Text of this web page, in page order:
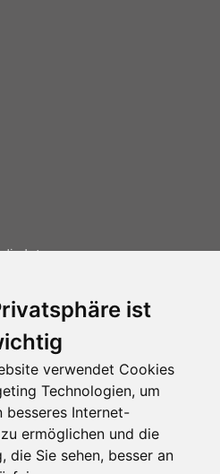
ist
verwendet Cookies
Technologien, um
besseres Internet-
ermöglichen und die
die Sie sehen, besser an
Interessen
die Anerkennung